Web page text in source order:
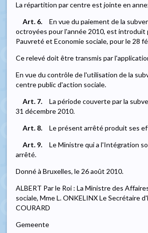
La répartition par centre est jointe en
Art. 6.
En vue du paiement de la
octroyées pour l'année 2010, est introduit
Pauvreté et Economie sociale, pour le 28
Ce relevé doit être transmis par
En vue du contrôle de l'utilisation de la
centre public d'action sociale.
Art. 7.
La période couverte par la
31 décembre 2010.
Art. 8.
Le présent arrêté produit ses
Art. 9.
Le Ministre qui a l'Intégration
arrêté.
Donné à Bruxelles, le 26 août 2010.
ALBERT Par le Roi : La Ministre des
sociale, Mme L. ONKELINX Le Secrétaire
COURARD
Gemeente